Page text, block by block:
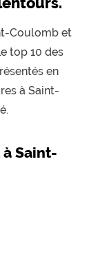
Coulomb et
top 10 des
en
à Saint-
Saint-